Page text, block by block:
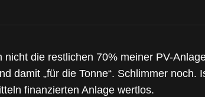
die restlichen 70% meiner PV-
damit „für die Tonne“. Schlimmer
finanzierten Anlage wertlos.